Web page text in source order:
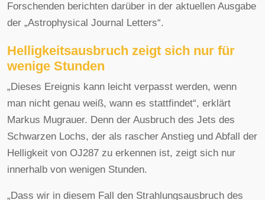
Forschenden berichten darüber in der aktuellen Ausgabe
der „Astrophysical Journal Letters“.
Helligkeitsausbruch zeigt sich nur für
wenige Stunden
„Dieses Ereignis kann leicht verpasst werden, wenn
man nicht genau weiß, wann es stattfindet“, erklärt
Markus Mugrauer. Denn der Ausbruch des Jets des
Schwarzen Lochs, der als rascher Anstieg und Abfall der
Helligkeit von OJ287 zu erkennen ist, zeigt sich nur
innerhalb von wenigen Stunden.
„Dass wir in diesem Fall den Strahlungsausbruch des